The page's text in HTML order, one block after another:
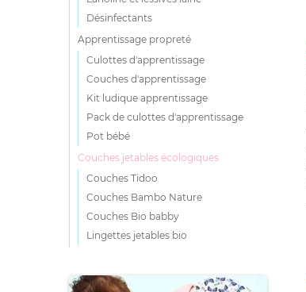
Désinfectants
Apprentissage propreté
Culottes d'apprentissage
Couches d'apprentissage
Kit ludique apprentissage
Pack de culottes d'apprentissage
Pot bébé
Couches jetables écologiques
Couches Tidoo
Couches Bambo Nature
Couches Bio babby
Lingettes jetables bio